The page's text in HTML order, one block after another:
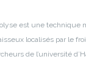
est une technique
localisés par le
de l’université